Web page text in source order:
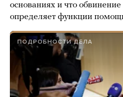
основаниях и что
определяет функции
ПОДРОБНОСТИ ДЕЛА